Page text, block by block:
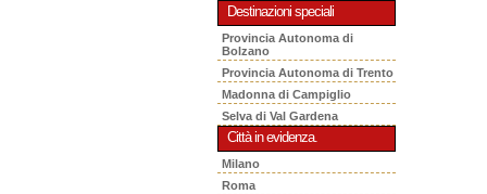
Destinazioni speciali
Provincia Autonoma di
Bolzano
Provincia Autonoma di Trento
Madonna di Campiglio
Selva di Val Gardena
Città in evidenza.
Milano
Roma